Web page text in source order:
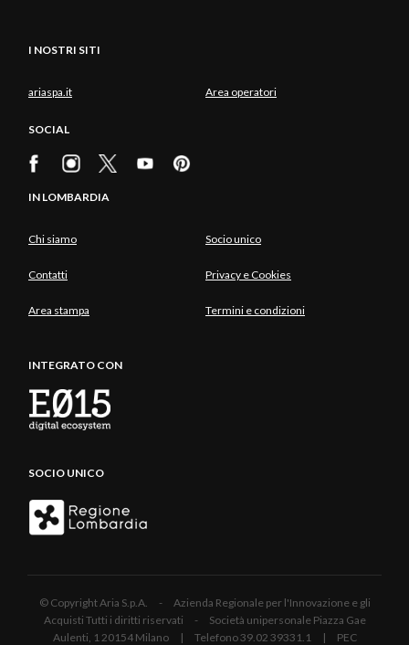
I NOSTRI SITI
ariaspa.it Area operatori
SOCIAL
IN LOMBARDIA
Chi siamo Socio unico
Contatti Privacy e Cookies
Area stampa Termini e condizioni
INTEGRATO CON
SOCIO UNICO
© Copyright Aria S.p.A. - Azienda Regionale per l'Innovazione e gli
Acquisti Tutti i diritti riservati - Società unipersonale Piazza Gae
Aulenti, 1 20154 Milano | Telefono 39.02 39331.1 | PEC